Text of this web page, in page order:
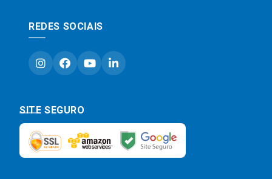
REDES SOCIAIS
SITE SEGURO